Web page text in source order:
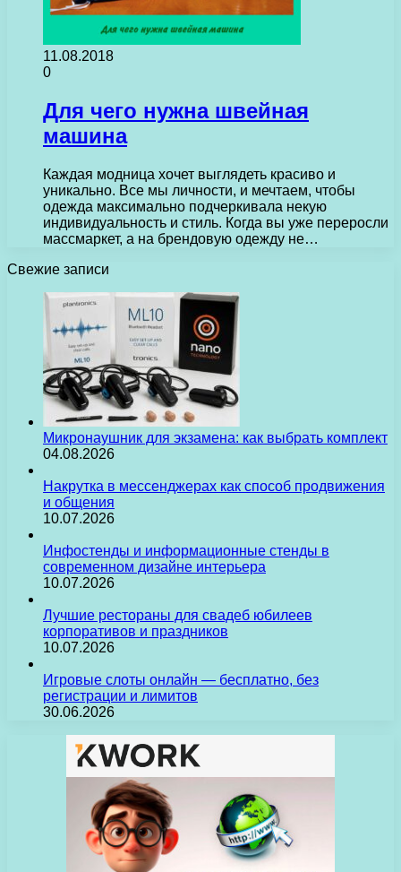
11.08.2018
0
Для чего нужна швейная
машина
Каждая модница хочет выглядеть красиво и
уникально. Все мы личности, и мечтаем, чтобы
одежда максимально подчеркивала некую
индивидуальность и стиль. Когда вы уже переросли
массмаркет, а на брендовую одежду не…
Свежие записи
Микронаушник для экзамена: как выбрать комплект
04.08.2026
Накрутка в мессенджерах как способ продвижения
и общения
10.07.2026
Инфостенды и информационные стенды в
современном дизайне интерьера
10.07.2026
Лучшие рестораны для свадеб юбилеев
корпоративов и праздников
10.07.2026
Игровые слоты онлайн — бесплатно, без
регистрации и лимитов
30.06.2026